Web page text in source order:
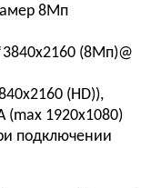
8Мп
(8Мп)@
(HD)),
(max 1920х1080)
подключении